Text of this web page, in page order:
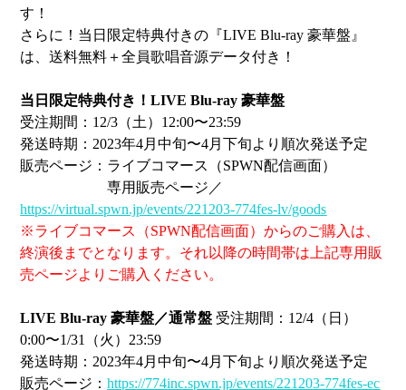
す！
さらに！当日限定特典付きの『LIVE Blu-ray 豪華盤』
は、送料無料＋全員歌唱音源データ付き！
当日限定特典付き！LIVE Blu-ray 豪華盤
受注期間：12/3（土）12:00〜23:59
発送時期：2023年4月中旬〜4月下旬より順次発送予定
販売ページ：ライブコマース（SPWN配信画面）
専用販売ページ／
https://virtual.spwn.jp/events/221203-774fes-lv/goods
※ライブコマース（SPWN配信画面）からのご購入は、
終演後までとなります。それ以降の時間帯は上記専用販
売ページよりご購入ください。
LIVE Blu-ray 豪華盤／通常盤 受注期間：12/4（日）
0:00〜1/31（火）23:59
発送時期：2023年4月中旬〜4月下旬より順次発送予定
販売ページ：https://774inc.spwn.jp/events/221203-774fes-ec